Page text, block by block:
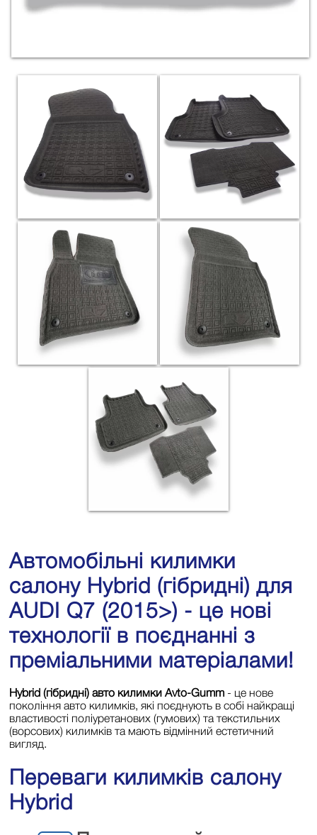
Автомобільні килимки
салону Hybrid (гібридні) для
AUDI Q7 (2015>) - це нові
технології в поєднанні з
преміальними матеріалами!
Hybrid (гібридні) авто килимки Avto-Gumm - це нове
покоління авто килимків, які поєднують в собі найкращі
властивості поліуретанових (гумових) та текстильних
(ворсових) килимків та мають відмінний естетичний
вигляд.
Переваги килимків салону
Hybrid